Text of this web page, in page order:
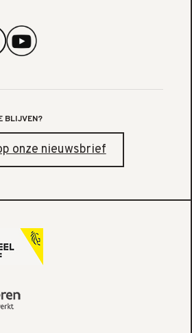
BLIJVEN?
onze nieuwsbrief